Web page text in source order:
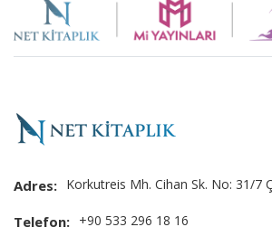
Slider
Adres: Korkutreis Mh. Cihan Sk. No: 31/7
Telefon: +90 533 296 18 16